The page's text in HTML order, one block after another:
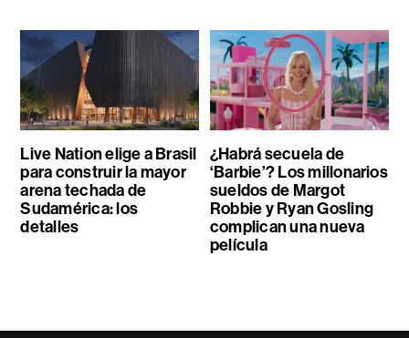
Live Nation elige a Brasil
para construir la mayor
arena techada de
Sudamérica: los
detalles
¿Habrá secuela de
‘Barbie’? Los millonarios
sueldos de Margot
Robbie y Ryan Gosling
complican una nueva
película